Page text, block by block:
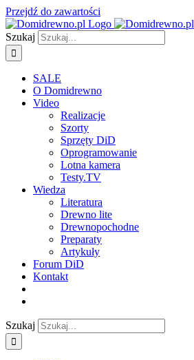
Przejdź do zawartości
Szukaj
SALE
O Domidrewno
Video
Realizacje
Szorty
Sprzęty DiD
Oprogramowanie
Lotna kamera
Testy.TV
Wiedza
Literatura
Drewno lite
Drewnopochodne
Preparaty
Artykuły
Forum DiD
Kontakt
Szukaj